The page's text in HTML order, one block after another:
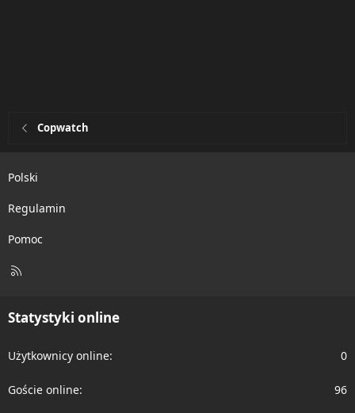
Copwatch
Polski
Regulamin
Pomoc
R
Statystyki online
Użytkownicy online 0
Goście online 96